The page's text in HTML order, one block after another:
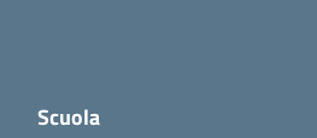
Scuola